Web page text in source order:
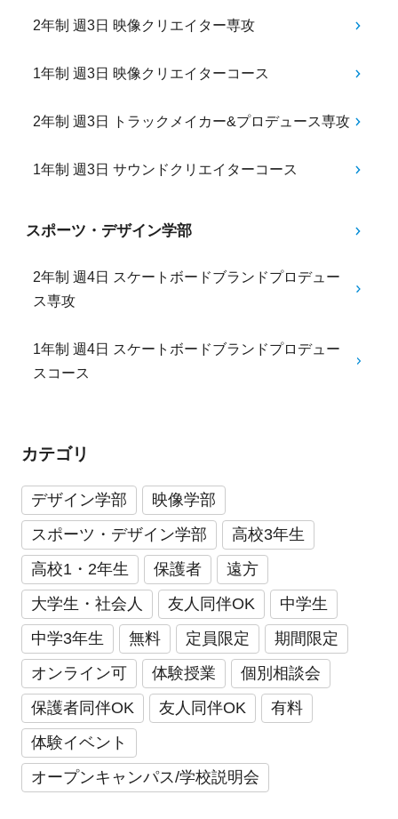
2年制 週3日 映像クリエイター専攻
1年制 週3日 映像クリエイターコース
2年制 週3日 トラックメイカー&プロデュース専攻
1年制 週3日 サウンドクリエイターコース
スポーツ・デザイン学部
2年制 週4日 スケートボードブランドプロデュー
ス専攻
1年制 週4日 スケートボードブランドプロデュー
スコース
カテゴリ
デザイン学部
映像学部
スポーツ・デザイン学部
高校3年生
高校1・2年生
保護者
遠方
大学生・社会人
友人同伴OK
中学生
中学3年生
無料 定員限定
期間限定
オンライン可
体験授業
個別相談会
保護者同伴OK
友人同伴OK
有料
体験イベント
オープンキャンパス/学校説明会